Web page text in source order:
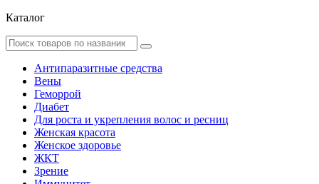
Каталог
Антипаразитные средства
Вены
Геморрой
Диабет
Для роста и укрепления волос и ресниц
Женская красота
Женское здоровье
ЖКТ
Зрение